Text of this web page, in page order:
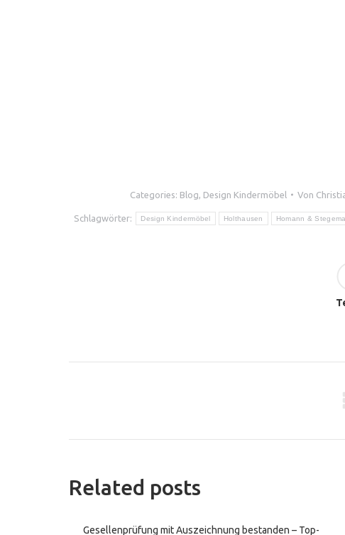
Categories: Blog Design Kindermöbel Von
Schlagwörter: Design Kindermöbel Holthausen Homann &
Related posts
Gesellenprüfung mit Auszeichnung bestanden – Top-